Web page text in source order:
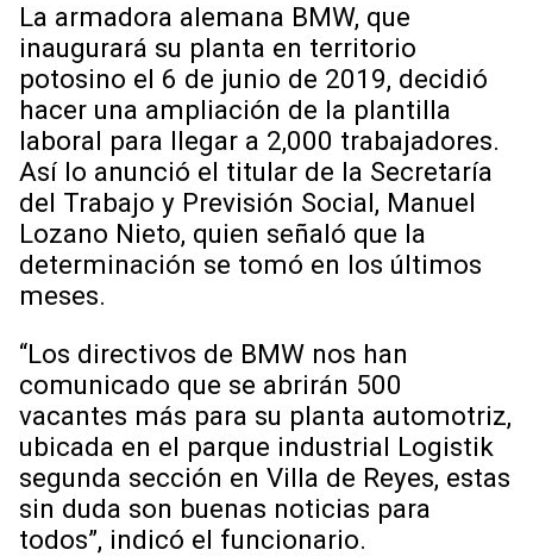
La armadora alemana BMW, que
inaugurará su planta en territorio
potosino el 6 de junio de 2019, decidió
hacer una ampliación de la plantilla
laboral para llegar a 2,000 trabajadores.
Así lo anunció el titular de la Secretaría
del Trabajo y Previsión Social, Manuel
Lozano Nieto, quien señaló que la
determinación se tomó en los últimos
meses.
“Los directivos de BMW nos han
comunicado que se abrirán 500
vacantes más para su planta automotriz,
ubicada en el parque industrial Logistik
segunda sección en Villa de Reyes, estas
sin duda son buenas noticias para
todos”, indicó el funcionario.